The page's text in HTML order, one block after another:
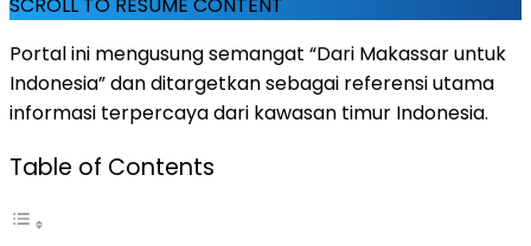
Portal ini mengusung semangat “Dari Makassar untuk
Indonesia” dan ditargetkan sebagai referensi utama
informasi terpercaya dari kawasan timur Indonesia.
Table of Contents